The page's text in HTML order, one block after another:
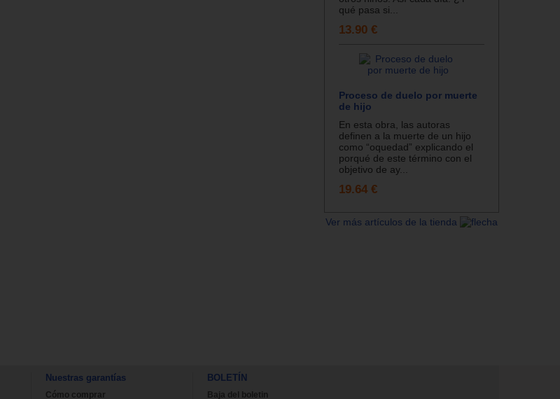
qué pasa si...
13.90 €
Proceso de duelo por muerte
de hijo
En esta obra, las autoras
definen a la muerte de un hijo
como “oquedad” explicando el
porqué de este término con el
objetivo de ay...
19.64 €
Ver más artículos de la tienda
Nuestras garantías
Cómo comprar
BOLETÍN
Baja del boletin